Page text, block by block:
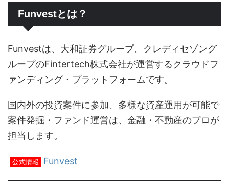
Funvestとは？
Funvestは、大和証券グループ、クレディセゾング
ループのFintertech株式会社が運営するクラウドフ
ァンディング・プラットフォームです。
国内外の投資案件に参加、多様な資産運用が可能で
案件発掘・ファンド運営は、金融・不動産のプロが
担当します。
公式情報 Funvest